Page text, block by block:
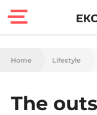
Home Lifestyle
The